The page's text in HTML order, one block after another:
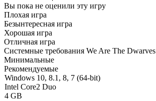
Вы пока не оценили эту игру
Плохая игра
Безынтересная игра
Хорошая игра
Отличная игра
Системные требования We Are The Dwarves
Минимальные
Рекомендуемые
Windows 10, 8.1, 8, 7 (64-bit)
Intel Core2 Duo
4 GB